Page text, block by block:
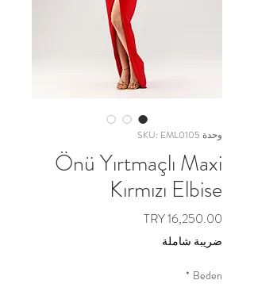
وحدة SKU: EML0105
Önü Yırtmaçlı Maxi
Kırmızı Elbise
السعر
ضريبة شاملة
Beden
*